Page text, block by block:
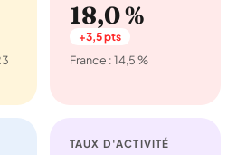
18,0 %
+3,5 pts
France : 14,5 %
TAUX D'ACTIVITÉ